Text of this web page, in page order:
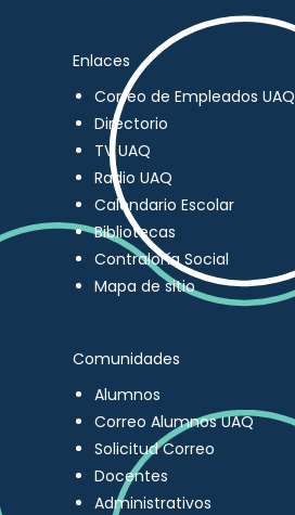
Enlaces
Correo de Empleados UAQ
Directorio
TV UAQ
Radio UAQ
Calendario Escolar
Bibliotecas
Contraloría Social
Mapa de sitio
Comunidades
Alumnos
Correo Alumnos UAQ
Solicitud Correo
Docentes
Administrativos